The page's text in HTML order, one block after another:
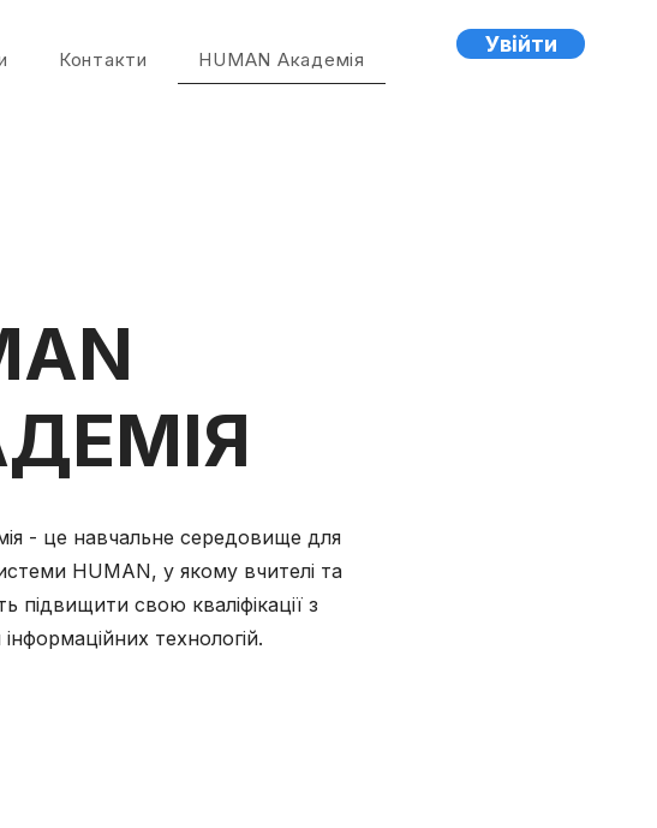
Контакти HUMAN Академія
Увійти
- це навчальне середовище для
HUMAN, у якому вчителі та
підвищити свою кваліфікації з
технологій.